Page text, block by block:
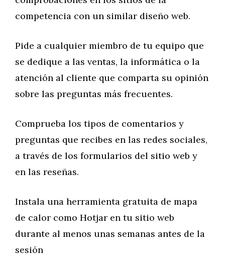
competencia con un similar diseño web.
Pide a cualquier miembro de tu equipo que
se dedique a las ventas, la informática o la
atención al cliente que comparta su opinión
sobre las preguntas más frecuentes.
Comprueba los tipos de comentarios y
preguntas que recibes en las redes sociales,
a través de los formularios del sitio web y
en las reseñas.
Instala una herramienta gratuita de mapa
de calor como Hotjar en tu sitio web
durante al menos unas semanas antes de la
sesión